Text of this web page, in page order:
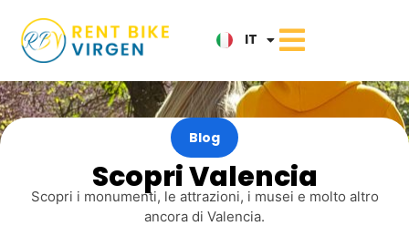
IT
NL
Blog
Scopri Valencia
Scopri i monumenti, le attrazioni, i musei e molto altro
ancora di Valencia.